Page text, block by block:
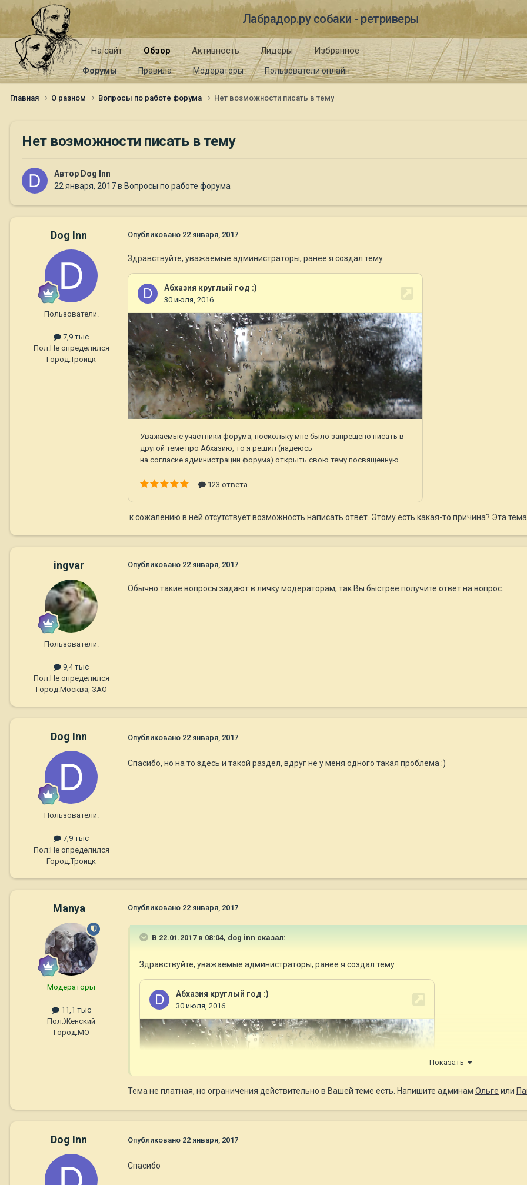
Лабрадор.ру собаки - ретриверы
На сайт Обзор
Форумы Правила Модераторы Пользователи онлайн
Активность Лидеры Избранное
Главная О разном Вопросы по работе форума Нет возможности писать в тему
Нет возможности писать в тему
Автор Dog Inn
22 января, 2017в Вопросы по работе форума
Dog Inn
Пользователи.
7,9 тыс
Пол:Не определился
Город:Троицк
Опубликовано 22 января, 2017
Здравствуйте, уважаемые администраторы, ранее я создал тему
к сожалению в ней отсутствует возможность написать ответ. Этому есть какая-то причина? Эта
ingvar
Пользователи.
9,4 тыс
Пол:Не определился
Город:Москва, ЗАО
Опубликовано 22 января, 2017
Обычно такие вопросы задают в личку модераторам, так Вы быстрее получите ответ на вопрос.
Dog Inn
Пользователи.
7,9 тыс
Пол:Не определился
Город:Троицк
Опубликовано 22 января, 2017
Спасибо, но на то здесь и такой раздел, вдруг не у меня одного такая проблема :)
Manya
Модераторы
11,1 тыс
Пол:Женский
Город:МО
Опубликовано 22 января, 2017
В 22.01.2017 в 08:04, dog inn сказал:
Здравствуйте, уважаемые администраторы, ранее я создал тему
Показать
Тема не платная, но ограничения действительно в Вашей теме есть. Напишите админам Ольге или
Dog Inn Опубликовано 22 января, 2017
Спасибо